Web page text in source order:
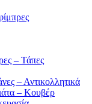
– Τάπες
– Αντικολλητικά
– Κουβέρ